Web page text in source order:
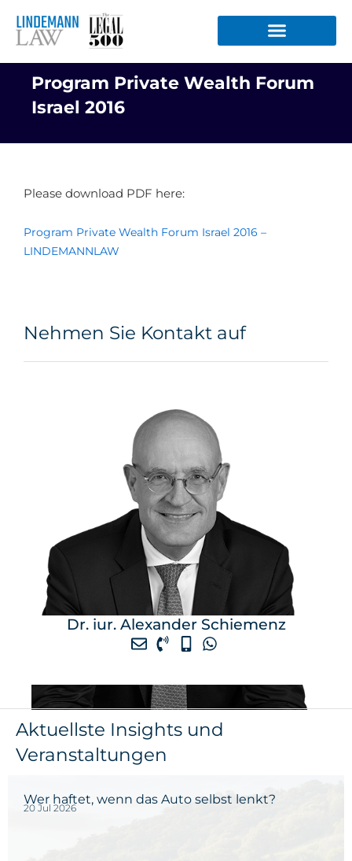
Inhalt
springen
Program Private Wealth Forum
Israel 2016
Please download PDF here:
Program Private Wealth Forum Israel 2016 –
LINDEMANNLAW
Nehmen Sie Kontakt auf
Dr. iur. Alexander Schiemenz
Aktuellste Insights und
Veranstaltungen
Wer haftet, wenn das Auto selbst lenkt?
20 Jul 2026